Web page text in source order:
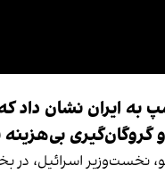
به ایران نشان داد
گروگان‌گیری
نخست‌وزیر اسرائیل، در